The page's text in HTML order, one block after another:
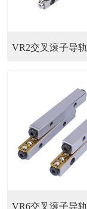
孚雷直线导轨